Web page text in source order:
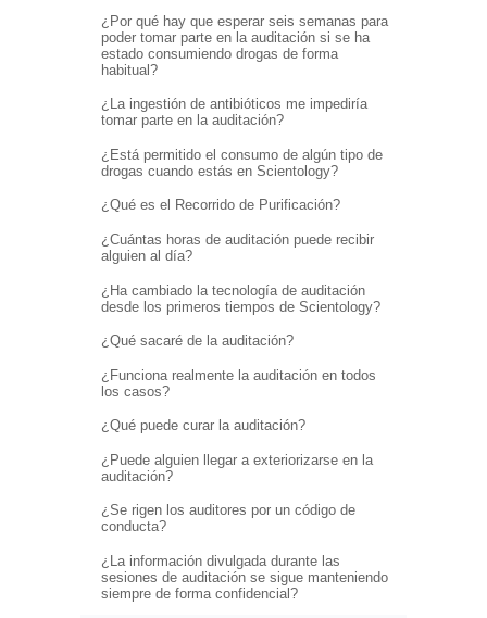
¿Por qué hay que esperar seis semanas para
poder tomar parte en la auditación si se ha
estado consumiendo drogas de forma
habitual?
¿La ingestión de antibióticos me impediría
tomar parte en la auditación?
¿Está permitido el consumo de algún tipo de
drogas cuando estás en Scientology?
¿Qué es el Recorrido de Purificación?
¿Cuántas horas de auditación puede recibir
alguien al día?
¿Ha cambiado la tecnología de auditación
desde los primeros tiempos de Scientology?
¿Qué sacaré de la auditación?
¿Funciona realmente la auditación en todos
los casos?
¿Qué puede curar la auditación?
¿Puede alguien llegar a exteriorizarse en la
auditación?
¿Se rigen los auditores por un código de
conducta?
¿La información divulgada durante las
sesiones de auditación se sigue manteniendo
siempre de forma confidencial?